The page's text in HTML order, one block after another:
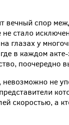
вечный спор
не стало
глазах у
где в каждом
поочередно
невозможно не
скоростью, а